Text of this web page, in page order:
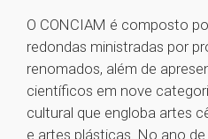
O CONCIAM é composto
redondas ministradas por
renomados, além de
científicos em nove
cultural que engloba artes
e artes plásticas. No ano